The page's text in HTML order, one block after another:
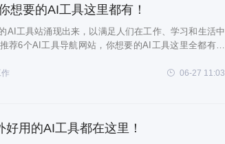
想要的AI工具这里都有！
AI工具站涌现出来，以满足人们在工作、学习和生活中
荐6个AI工具导航网站，你想要的AI工具这里全都有！
06-27 11:03
用的AI工具都在这里！